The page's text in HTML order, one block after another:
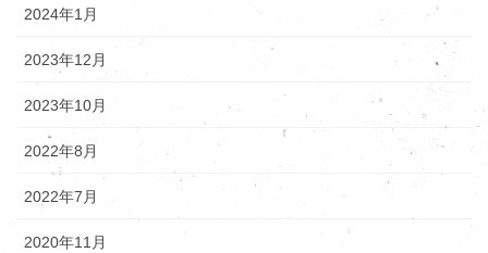
2024年1月
2023年12月
2023年10月
2022年8月
2022年7月
2020年11月